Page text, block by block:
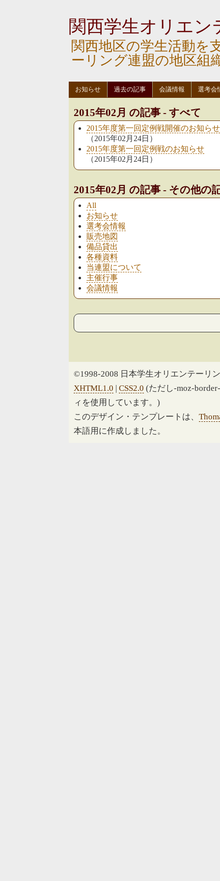
関西学生オリエン
関西地区の学生活動を
ーリング連盟の地区組
お知らせ 過去の記事 会議情報 選考会
2015年02月 の記事 - すべて
2015年度第一回定例戦開催のお知らせ
（2015年02月24日）
2015年度第一回定例戦のお知らせ
（2015年02月24日）
2015年02月 の記事 - その他の
All
お知らせ
選考会情報
販売地図
備品貸出
各種資料
当連盟について
主催行事
会議情報
©1998-2008 日本学生オリエンテーリ
XHTML1.0 | CSS2.0 (ただし-moz-
ィを使用しています。)
このデザイン・テンプレートは、
本語用に作成しました。